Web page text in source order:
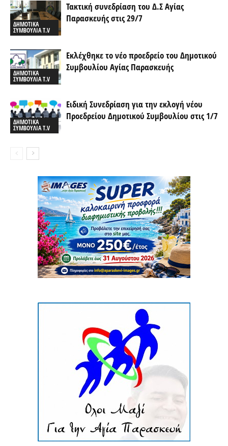
ΔΗΜΟΤΙΚΑ
ΣΥΜΒΟΥΛΙΑ T.V
Τακτική συνεδρίαση του Δ.Σ Αγίας
Παρασκευής στις 29/7
ΔΗΜΟΤΙΚΑ
ΣΥΜΒΟΥΛΙΑ T.V
Εκλέχθηκε το νέο προεδρείο του Δημοτικού
Συμβουλίου Αγίας Παρασκευής
ΔΗΜΟΤΙΚΑ
ΣΥΜΒΟΥΛΙΑ T.V
Ειδική Συνεδρίαση για την εκλογή νέου
Προεδρείου Δημοτικού Συμβουλίου στις 1/7